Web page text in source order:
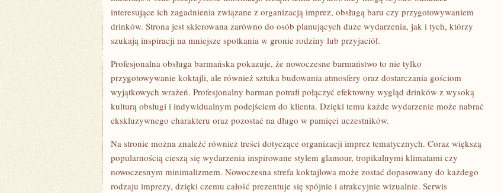
interesujące ich zagadnienia związane z organizacją imprez, obsługą baru czy przygotowywaniem
drinków. Strona jest skierowana zarówno do osób planujących duże wydarzenia, jak i tych, którzy
szukają inspiracji na mniejsze spotkania w gronie rodziny lub przyjaciół.
Profesjonalna obsługa barmańska pokazuje, że nowoczesne barmaństwo to nie tylko
przygotowywanie koktajli, ale również sztuka budowania atmosfery oraz dostarczania gościom
wyjątkowych wrażeń. Profesjonalny barman potrafi połączyć efektowny wygląd drinków z wysoką
kulturą obsługi i indywidualnym podejściem do klienta. Dzięki temu każde wydarzenie może nabrać
ekskluzywnego charakteru oraz pozostać na długo w pamięci uczestników.
Na stronie można znaleźć również treści dotyczące organizacji imprez tematycznych. Coraz większą
popularnością cieszą się wydarzenia inspirowane stylem glamour, tropikalnymi klimatami czy
nowoczesnym minimalizmem. Nowoczesna strefa koktajlowa może zostać dopasowany do każdego
rodzaju imprezy, dzięki czemu całość prezentuje się spójnie i atrakcyjnie wizualnie. Serwis